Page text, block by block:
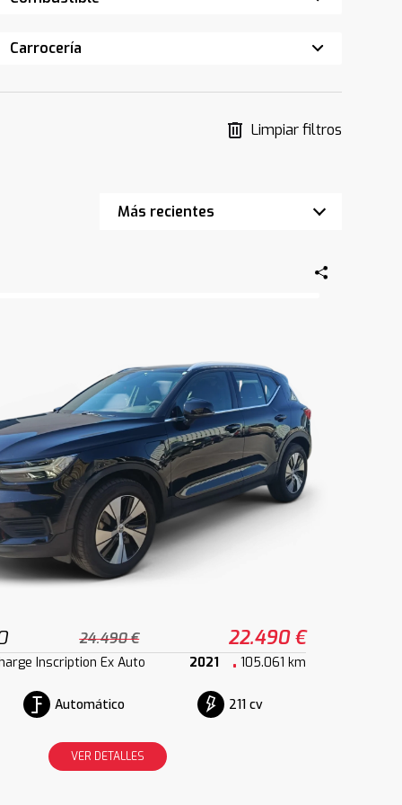
Carrocería
Limpiar filtros
24.490 € 22.490 €
Inscription Ex Auto 2021 105.061 km
Automático 211 cv
VER DETALLES